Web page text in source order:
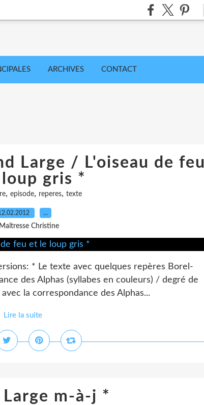
ARCHIVES CONTACT
Large / L'oiseau de feu
gris *
, episode, reperes, texte
…
Christine
* Le texte avec quelques repères Borel-
des Alphas (syllabes en couleurs) / degré de
la correspondance des Alphas...
Lire la suite
m-à-j *